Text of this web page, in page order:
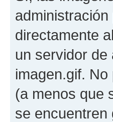
directamente
un servidor de
imagen.gif.
(a menos que
se encuentren